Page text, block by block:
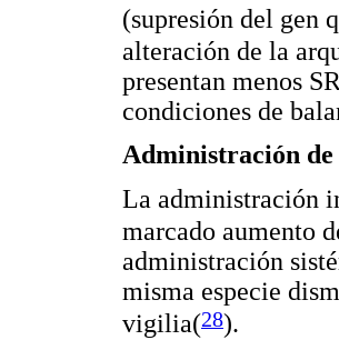
(supresión del gen
alteración de la
presentan menos
condiciones de
Administración
La administración
marcado aumento
administración
misma especie
vigilia(28).